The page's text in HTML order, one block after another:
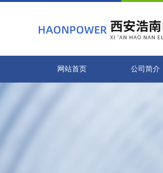
网站首页 公司简介